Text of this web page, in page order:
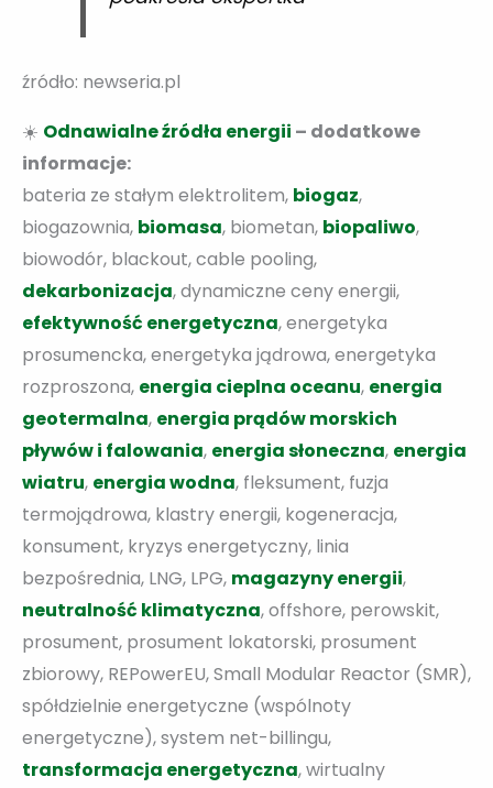
źródło: newseria.pl
☀️ Odnawialne źródła energii – dodatkowe
informacje:
bateria ze stałym elektrolitem, biogaz,
biogazownia, biomasa, biometan, biopaliwo,
biowodór, blackout, cable pooling,
dekarbonizacja, dynamiczne ceny energii,
efektywność energetyczna, energetyka
prosumencka, energetyka jądrowa, energetyka
rozproszona, energia cieplna oceanu, energia
geotermalna, energia prądów morskich
pływów i falowania, energia słoneczna, energia
wiatru, energia wodna, fleksument, fuzja
termojądrowa, klastry energii, kogeneracja,
konsument, kryzys energetyczny, linia
bezpośrednia, LNG, LPG, magazyny energii,
neutralność klimatyczna, offshore, perowskit,
prosument, prosument lokatorski, prosument
zbiorowy, REPowerEU, Small Modular Reactor (SMR),
spółdzielnie energetyczne (wspólnoty
energetyczne), system net-billingu,
transformacja energetyczna, wirtualny